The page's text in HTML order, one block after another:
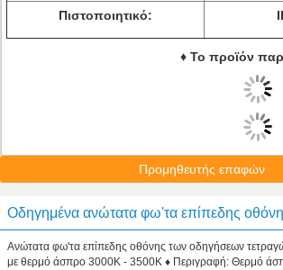
Πιστοποιητικό:
♦ Το προϊόν
Προμηθευτής επαφών
Οδηγημένα ανώτατα φω'τα επίπεδης
Ανώτατα φω'τα επίπεδης οθόνης των οδηγήσεων
με θερμό άσπρο 3000K - 3500K ♦ Περιγραφή: Θερμό